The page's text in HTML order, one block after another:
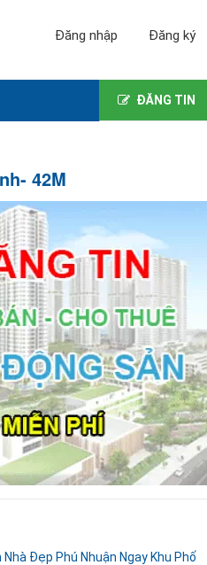
Đăng nhập Đăng ký
ĐĂNG TIN
42M
Nhà Đẹp Phú Nhuận Ngay Khu Phố